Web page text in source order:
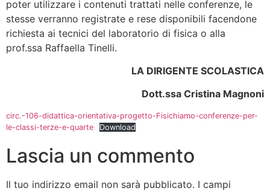
poter utilizzare i contenuti trattati nelle conferenze, le
stesse verranno registrate e rese disponibili facendone
richiesta ai tecnici del laboratorio di fisica o alla
prof.ssa Raffaella Tinelli.
LA DIRIGENTE SCOLASTICA
Dott.ssa Cristina Magnoni
circ.-106-didattica-orientativa-progetto-Fisichiamo-conferenze-per-
le-classi-terze-e-quarte
Download
Lascia un commento
Il tuo indirizzo email non sarà pubblicato. I campi